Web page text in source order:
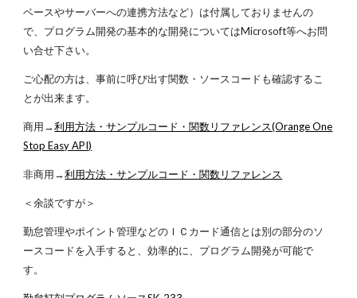
ベースやサーバーへの連携方法など）は付属しておりませんの
で、プログラム開発の基本的な開発についてはMicrosoft等へお問
い合せ下さい。
ご心配の方は、事前に呼び出す関数・ソースコードも確認するこ
とが出来ます。
商用→利用方法・サンプルコード・関数リファレンス(Orange One
Stop Easy API)
非商用→利用方法・サンプルコード・関数リファレンス
＜余談ですが＞
勤怠管理やポイント管理などのＩＣカード通信とは別の部分のソ
ースコードを入手すると、効率的に、プログラム開発が可能で
す。